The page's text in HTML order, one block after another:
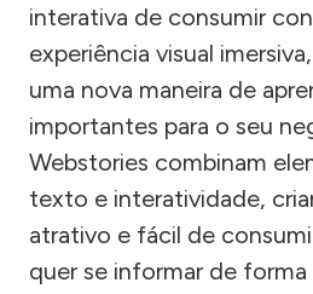
interativa de consumir
experiência visual
uma nova maneira de
importantes para o seu
Webstories combinam
texto e interatividade,
atrativo e fácil de
quer se informar de